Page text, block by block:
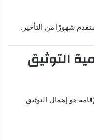
شهورًا من التأخير.
التوثيق
هو إهمال التوثيق